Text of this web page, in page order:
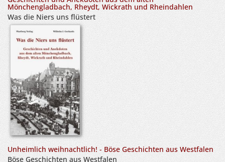
Mönchengladbach, Rheydt, Wickrath und Rheindahlen
Was die Niers uns flüstert
Unheimlich weihnachtlich! - Böse Geschichten aus Westfalen
Böse Geschichten aus Westfalen